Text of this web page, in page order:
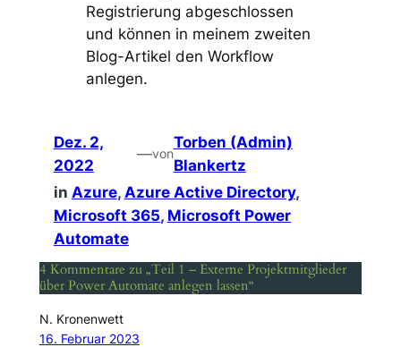
Registrierung abgeschlossen
und können in meinem zweiten
Blog-Artikel den Workflow
anlegen.
Dez. 2,
2022
—von
Torben (Admin)
Blankertz
in Azure, Azure Active Directory ,
Microsoft 365, Microsoft Power
Automate
4 Kommentare zu „Teil 1 – Externe Projektmitglieder
über Power Automate anlegen lassen“
N. Kronenwett
16. Februar 2023